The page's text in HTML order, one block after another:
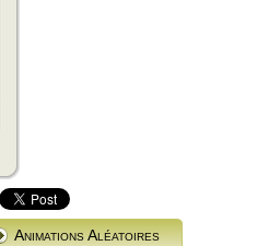
Animations Aléatoires